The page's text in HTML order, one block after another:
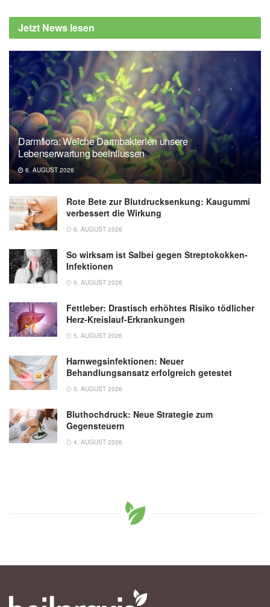
Jetzt News lesen
Darmflora: Welche Darmbakterien unsere
Lebenserwartung beeinflussen
6. AUGUST 2026
Rote Bete zur Blutdrucksenkung: Kaugummi
verbessert die Wirkung
6. AUGUST 2026
So wirksam ist Salbei gegen Streptokokken-
Infektionen
6. AUGUST 2026
Fettleber: Drastisch erhöhtes Risiko tödlicher
Herz-Kreislauf-Erkrankungen
5. AUGUST 2026
Harnwegsinfektionen: Neuer
Behandlungsansatz erfolgreich getestet
5. AUGUST 2026
Bluthochdruck: Neue Strategie zum
Gegensteuern
4. AUGUST 2026